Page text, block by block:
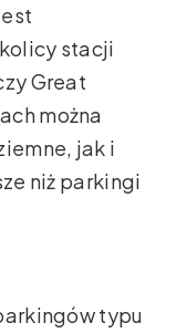
stacji
Great
można
jak i
niż parkingi
typu